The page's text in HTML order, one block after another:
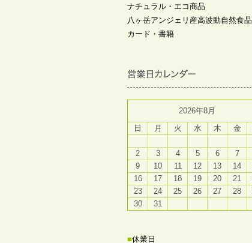
ナチュラル・エコ商品
八ヶ岳アンジェリ産高波動自然食品
カード・書籍
2026年8月
日
月 火 水 木 金
2
3 4 5 6 7
9
10 11 12 13 14
16
17 18 19 20 21
23
24 25 26 27 28
30
31
■休業日